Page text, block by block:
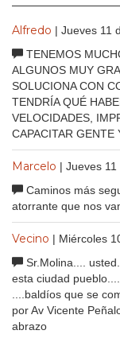
Alfredo | Jueves 11
TENEMOS
ALGUNOS MUY
SOLUCIONA CON
TENDRÍA QUÉ
VELOCIDADES,
CAPACITAR GENTE
Marcelo | Jueves
Caminos más
atorrante que nos
Vecino | Miércoles
Sr.Molina....
esta ciudad
....baldíos que se
por Av Vicente
abrazo